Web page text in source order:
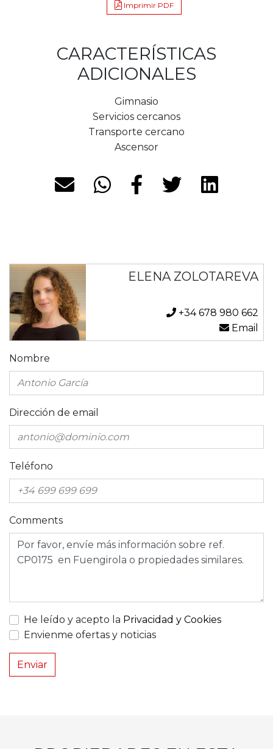
Imprimir PDF
CARACTERÍSTICAS
ADICIONALES
Gimnasio
Servicios cercanos
Transporte cercano
Ascensor
ELENA ZOLOTAREVA
+34 678 980 662
Email
Nombre
Dirección de email
Teléfono
Comments
He leído y acepto la Privacidad y Cookies
Envienme ofertas y noticias
Enviar